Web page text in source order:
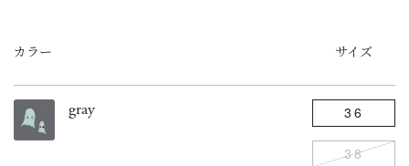
カラー サイズ
gray 36
38